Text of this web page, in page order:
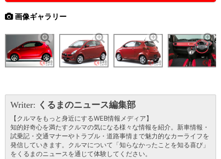
画像ギャラリー
Writer: くるまのニュース編集部
【クルマをもっと身近にするWEB情報メディア】
知的好奇心を満たすクルマの気になる様々な情報を紹介。新車情報・
試乗記・交通マナーやトラブル・道路事情まで魅力的なカーライフを
発信していきます。クルマについて「知らなかったことを知る喜び」
をくるまのニュースを通じて体験してください。